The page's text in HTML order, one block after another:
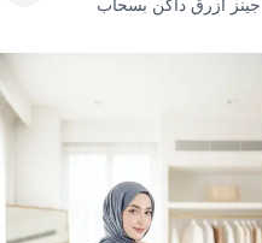
جينز أزرق داكن بسحاب